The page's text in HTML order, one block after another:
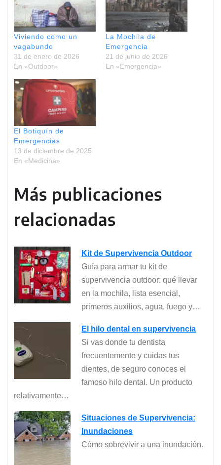
Viviendo como un
vagabundo
31 de enero de 2026
En «Outdoor»
La Mochila de
Emergencia
21 de junio de 2026
En «Emergencia»
El Botiquín de
Emergencias
13 de diciembre de 2025
En «Medicina»
Más publicaciones
relacionadas
Kit de Supervivencia Outdoor
Guía para armar tu kit de
supervivencia outdoor: qué llevar
en la mochila, lista esencial,
primeros auxilios, agua, fuego y…
El hilo dental en supervivencia
Si vas donde tu dentista
frecuentemente y cuidas tus
dientes, de seguro conoces el
famoso hilo dental. Un producto
relativamente…
Situaciones de Supervivencia:
Inundaciones
Cómo sobrevivir a una inundación.